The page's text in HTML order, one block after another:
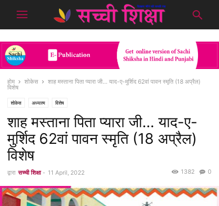
होम शोकेस
शाह मस्ताना पिता प्यारा जी… याद-ए-मुर्शिद 62वां पावन स्मृति (18 अप्रैल)
विशेष
शोकेस अध्यात्म विशेष
शाह मस्ताना पिता प्यारा जी… याद-ए-
मुर्शिद 62वां पावन स्मृति (18 अप्रैल)
विशेष
द्वारा सच्ची शिक्षा - 11 April, 2022 0
1382